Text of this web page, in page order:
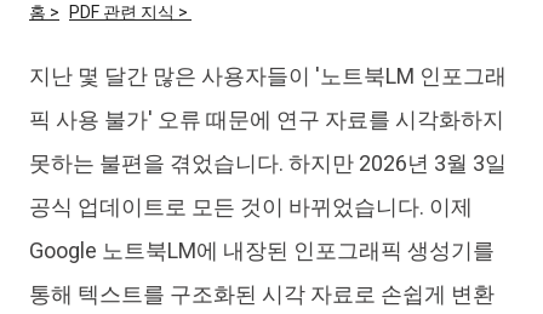
홈 > PDF 관련 지식 >
지난 몇 달간 많은 사용자들이 '노트북LM 인포그래
픽 사용 불가' 오류 때문에 연구 자료를 시각화하지
못하는 불편을 겪었습니다. 하지만 2026년 3월 3일
공식 업데이트로 모든 것이 바뀌었습니다. 이제
Google 노트북LM에 내장된 인포그래픽 생성기를
통해 텍스트를 구조화된 시각 자료로 손쉽게 변환